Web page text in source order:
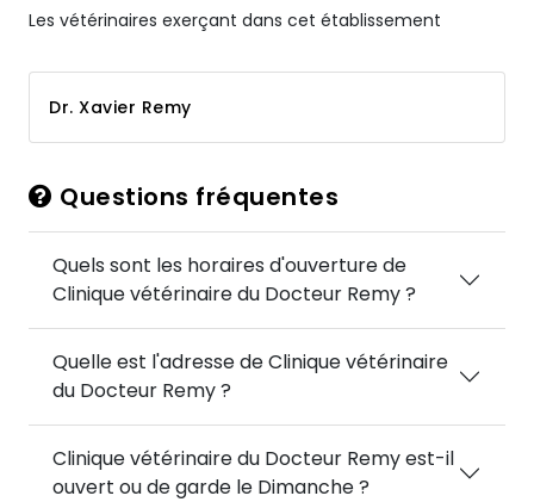
Les vétérinaires exerçant dans cet établissement
Dr. Xavier Remy
Questions fréquentes
Quels sont les horaires d'ouverture de
Clinique vétérinaire du Docteur Remy ?
Quelle est l'adresse de Clinique vétérinaire
du Docteur Remy ?
Clinique vétérinaire du Docteur Remy est-il
ouvert ou de garde le Dimanche ?